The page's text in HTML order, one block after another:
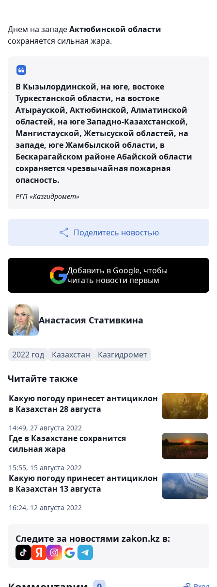
Днем на западеАктюбинской области
сохраняется сильная жара.
В Кызылординской, на юге, востоке
Туркестанской области, на востоке
Атырауской, Актюбинской, Алматинской
областей, на юге Западно-Казахстанской,
Мангистауской, Жетысуской областей, на
западе, юге Жамбылской области, в
Бескарагайском районе Абайской области
сохраняется чрезвычайная пожарная
опасность.
РГП «Казгидромет»
Поделитесь новостью
Добавить в Google, чтобы
читать новости первым
Анастасия Стативкина
2022 год Казахстан Казгидромет
Читайте также
14:49, 27 августа 2022
Какую погоду принесет антициклон
в Казахстан 28 августа
15:55, 15 августа 2022
Где в Казахстане сохранится
сильная жара
16:24, 12 августа 2022
Какую погоду принесет антициклон
в Казахстан 13 августа
Следите за новостями zakon.kz в: